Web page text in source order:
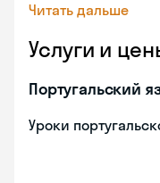
Читать дальше
Услуги и
Португальский
Уроки